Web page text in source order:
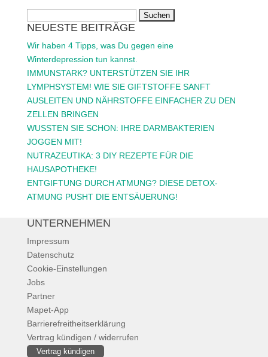
nach:
NEUESTE BEITRÄGE
Wir haben 4 Tipps, was Du gegen eine
Winterdepression tun kannst.
IMMUNSTARK? UNTERSTÜTZEN SIE IHR
LYMPHSYSTEM! WIE SIE GIFTSTOFFE SANFT
AUSLEITEN UND NÄHRSTOFFE EINFACHER ZU DEN
ZELLEN BRINGEN
WUSSTEN SIE SCHON: IHRE DARMBAKTERIEN
JOGGEN MIT!
NUTRAZEUTIKA: 3 DIY REZEPTE FÜR DIE
HAUSAPOTHEKE!
ENTGIFTUNG DURCH ATMUNG? DIESE DETOX-
ATMUNG PUSHT DIE ENTSÄUERUNG!
UNTERNEHMEN
Impressum
Datenschutz
Cookie-Einstellungen
Jobs
Partner
Mapet-App
Barrierefreitheitserklärung
Vertrag kündigen / widerrufen
Vertrag kündigen